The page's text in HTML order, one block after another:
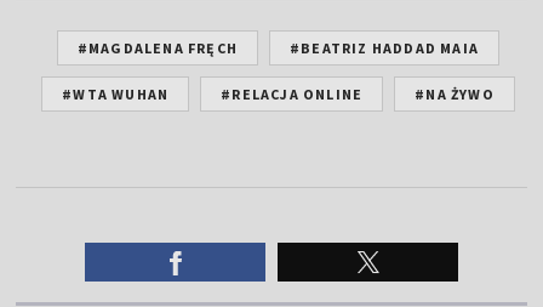
#MAGDALENA FRĘCH #BEATRIZ HADDAD MAIA
#WTA WUHAN #RELACJA ONLINE #NA ŻYWO